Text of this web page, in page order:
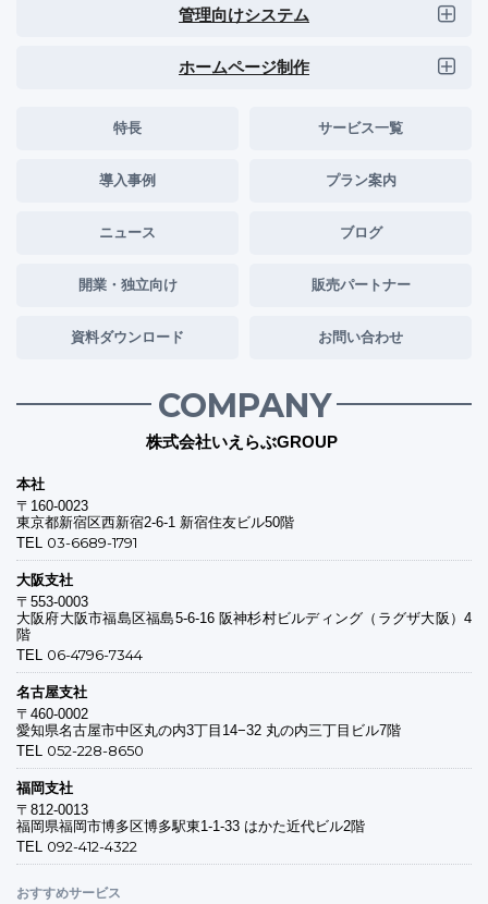
管理向けシステム
ホームページ制作
特長 サービス一覧
導入事例 プラン案内
ニュース ブログ
開業・独立向け 販売パートナー
資料ダウンロード お問い合わせ
COMPANY
株式会社いえらぶGROUP
本社
〒160-0023
東京都新宿区西新宿2-6-1 新宿住友ビル50階
TEL 03-6689-1791
大阪支社
〒553-0003
大阪府大阪市福島区福島5-6-16 阪神杉村ビルディング（ラグザ大阪）4
階
TEL 06-4796-7344
名古屋支社
〒460-0002
愛知県名古屋市中区丸の内3丁目14−32 丸の内三丁目ビル7階
TEL 052-228-8650
福岡支社
〒812-0013
福岡県福岡市博多区博多駅東1-1-33 はかた近代ビル2階
TEL 092-412-4322
おすすめサービス